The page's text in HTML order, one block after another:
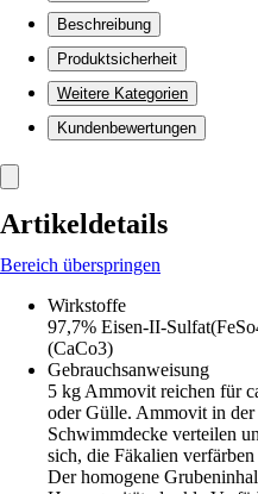
Beschreibung
Produktsicherheit
Weitere Kategorien
Kundenbewertungen
Artikeldetails
Bereich überspringen
Wirkstoffe
97,7% Eisen-II-
(CaCo3)
Gebrauchsanweisung
5 kg Ammovit reichen für
oder Gülle. Ammovit in der
Schwimmdecke verteilen
sich, die Fäkalien
Der homogene